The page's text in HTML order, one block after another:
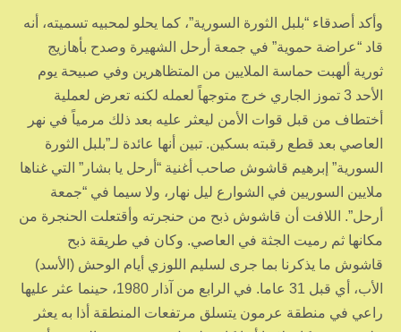
وأكد أصدقاء “بلبل الثورة السورية”، كما يحلو لمحبيه تسميته، أنه
قاد “عراضة حموية” في جمعة أرحل الشهيرة وصدح بأهازيج
ثورية ألهبت حماسة الملايين من المتظاهرين وفي صبيحة يوم
الأحد 3 تموز الجاري خرج متوجهاً لعمله لكنه تعرض لعملية
أختطاف من قبل قوات الأمن ليعثر عليه بعد ذلك مرمياً في نهر
العاصي بعد قطع رقبته بسكين. تبين أنها عائدة لـ”بلبل الثورة
السورية” إبرهيم قاشوش صاحب أغنية “أرحل يا بشار” التي غناها
ملايين السوريين في الشوارع ليل نهار، ولا سيما في “جمعة
أرحل”. اللافت أن قاشوش ذبح من حنجرته وأقتعلت الحنجرة من
مكانها ثم رميت الجثة في العاصي. وكان في طريقة ذبح
قاشوش ما يذكرنا بما جرى لسليم اللوزي أيام الوحش (الأسد)
الأب، أي قبل 31 عاما. في الرابع من آذار 1980، حينما عثر عليها
راعي في منطقة عرمون يتسلق مرتفعات المنطقة أذا به يعثر